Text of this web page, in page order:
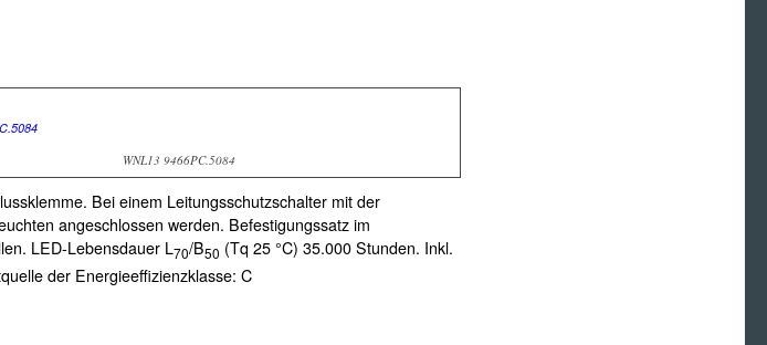
WNL13 9466PC.5084
Bei einem Leitungsschutzschalter mit der
angeschlossen werden. Befestigungssatz im
LED-Lebensdauer L70/B50 (Tq 25 °C) 35.000 Stunden. Inkl.
der Energieeffizienzklasse: C